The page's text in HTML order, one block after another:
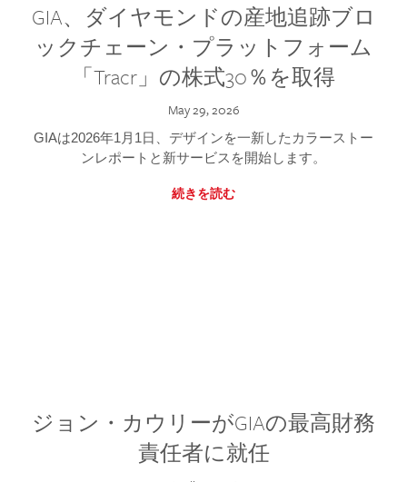
GIA、ダイヤモンドの産地追跡ブロ
ックチェーン・プラットフォーム
「Tracr」の株式30％を取得
May 29, 2026
GIAは2026年1月1日、デザインを一新したカラーストー
ンレポートと新サービスを開始します。
続きを読む
ジョン・カウリーがGIAの最高財務
責任者に就任